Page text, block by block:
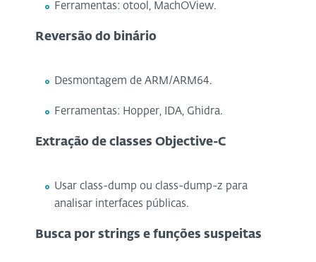
Ferramentas: otool, MachOView.
Reversão do binário
Desmontagem de ARM/ARM64.
Ferramentas: Hopper, IDA, Ghidra.
Extração de classes Objective-C
Usar class-dump ou class-dump-z para
analisar interfaces públicas.
Busca por strings e funções suspeitas